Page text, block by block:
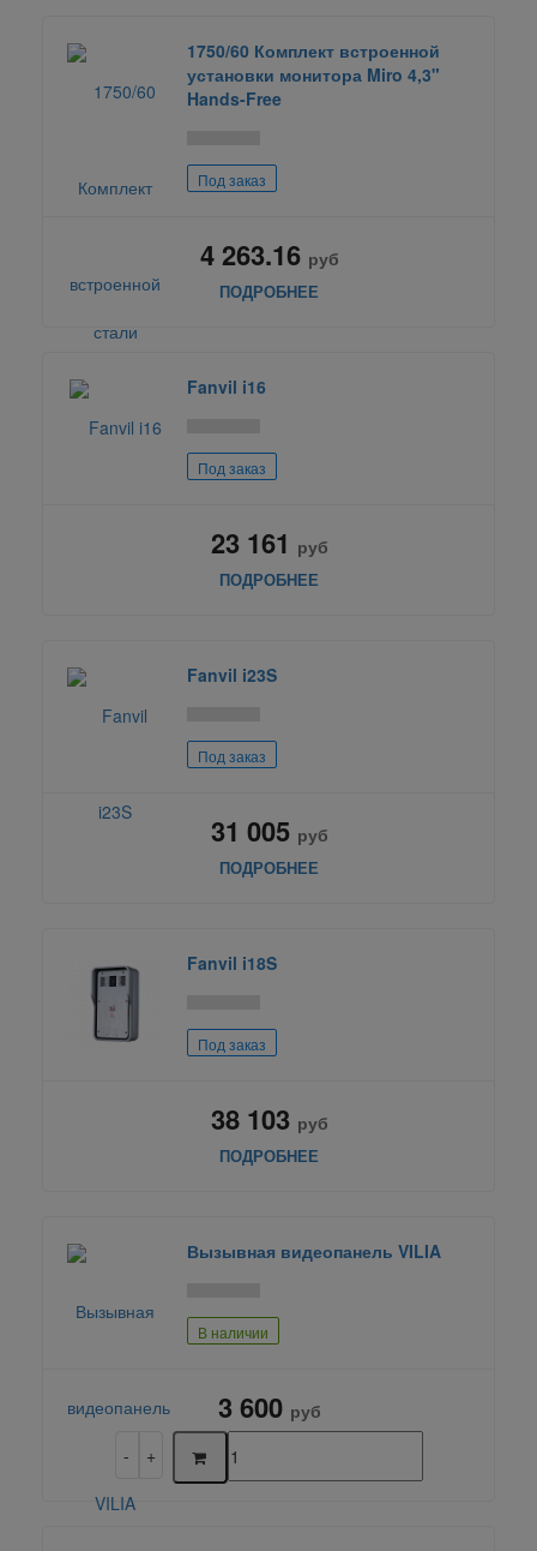
1750/60 Комплект встроенной
установки монитора Miro 4,3"
Hands-Free
Под заказ
4 263.16 руб
ПОДРОБНЕЕ
Fanvil i16
Под заказ
23 161 руб
ПОДРОБНЕЕ
Fanvil i23S
Под заказ
31 005 руб
ПОДРОБНЕЕ
Fanvil i18S
Под заказ
38 103 руб
ПОДРОБНЕЕ
Вызывная видеопанель VILIA
В наличии
3 600 руб